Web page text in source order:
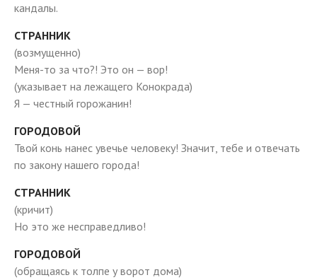
кандалы.
СТРАННИК
(возмущенно)
Меня-то за что?! Это он — вор!
(указывает на лежащего Конокрада)
Я — честный горожанин!
ГОРОДОВОЙ
Твой конь нанес увечье человеку! Значит, тебе и отвечать
по закону нашего города!
СТРАННИК
(кричит)
Но это же несправедливо!
ГОРОДОВОЙ
(обращаясь к толпе у ворот дома)